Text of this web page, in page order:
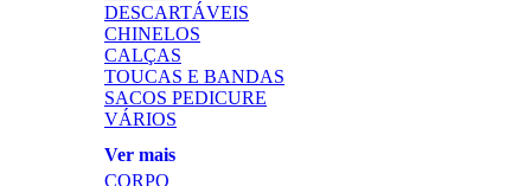
DESCARTÁVEIS
CHINELOS
CALÇAS
TOUCAS E BANDAS
SACOS PEDICURE
VÁRIOS
Ver mais
CORPO